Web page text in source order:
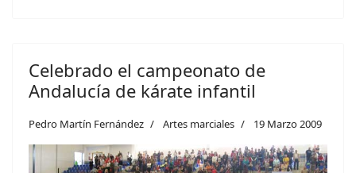
Celebrado el campeonato de
Andalucía de kárate infantil
Pedro Martín Fernández Artes marciales 19 Marzo 2009